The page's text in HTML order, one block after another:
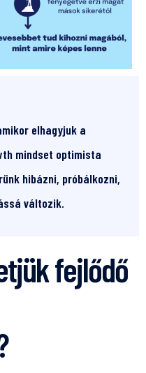
elhagyjuk a
mindset optimista
hibázni, próbálkozni,
változik.
fejlődő